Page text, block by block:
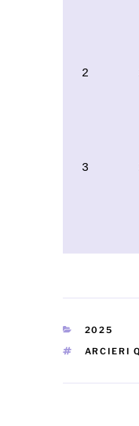
2
3
2025
TAG
ARCIERI